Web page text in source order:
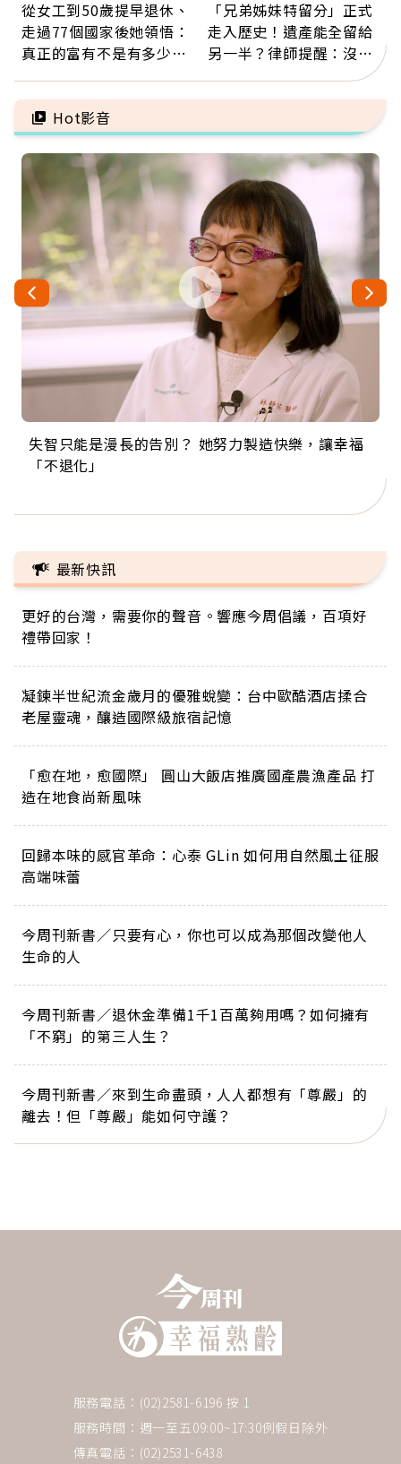
從女工到50歲提早退休、
走過77個國家後她領悟：
真正的富有不是有多少
自由
「兄弟姊妹特留分」正式
走入歷史！遺產能全留給
另一半？律師提醒：沒做
Hot影音
失智只能是漫長的告別？ 她努力製造快樂，讓幸福
「不退化」
來自剛果的巧克力神父 為台灣奉獻36年 「台灣是我
的家，我連作夢都講台語！」
63歲卸矽谷副總、搬回台灣找快樂！「蛋黃哥小
丑」走進安養院，逗樂上萬爺奶：退休後才開始真
104歲打破金氏世界紀錄 成為全球最年長羽球選
手，分享長壽的秘密原來是「這個」
事業巔峰他選擇追夢…黑手阿伯拉小提琴還登上小
巨蛋！連CNN都大讚！
最新快訊
更好的台灣，需要你的聲音。響應今周倡議，百項好
禮帶回家！
凝鍊半世紀流金歲月的優雅蛻變：台中歐酷酒店揉合
老屋靈魂，釀造國際級旅宿記憶
「愈在地，愈國際」 圓山大飯店推廣國產農漁產品 打
造在地食尚新風味
回歸本味的感官革命：心泰 GLin 如何用自然風土征服
高端味蕾
今周刊新書／只要有心，你也可以成為那個改變他人
生命的人
今周刊新書／退休金準備1千1百萬夠用嗎？如何擁有
「不窮」的第三人生？
今周刊新書／來到生命盡頭，人人都想有「尊嚴」的
離去！但「尊嚴」能如何守護？
服務電話：(02)2581-6196 按 1
服務時間：週一至五09:00~17:30例假日除外
傳真電話：(02)2531-6438